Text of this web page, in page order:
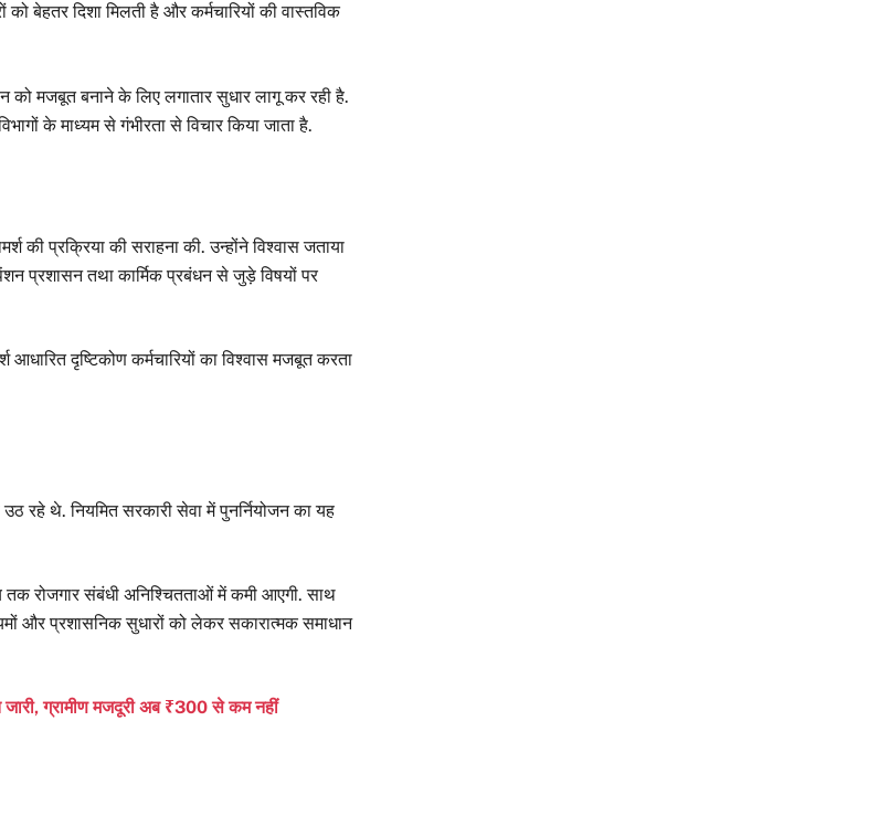
बेहतर दिशा मिलती है और कर्मचारियों की वास्तविक
को मजबूत बनाने के लिए लगातार सुधार लागू कर रही है.
के माध्यम से गंभीरता से विचार किया जाता है.
की प्रक्रिया की सराहना की. उन्होंने विश्वास जताया
प्रशासन तथा कार्मिक प्रबंधन से जुड़े विषयों पर
आधारित दृष्टिकोण कर्मचारियों का विश्वास मजबूत करता
रहे थे. नियमित सरकारी सेवा में पुनर्नियोजन का यह
तक रोजगार संबंधी अनिश्चितताओं में कमी आएगी. साथ
और प्रशासनिक सुधारों को लेकर सकारात्मक समाधान
ग्रामीण मजदूरी अब ₹300 से कम नहीं